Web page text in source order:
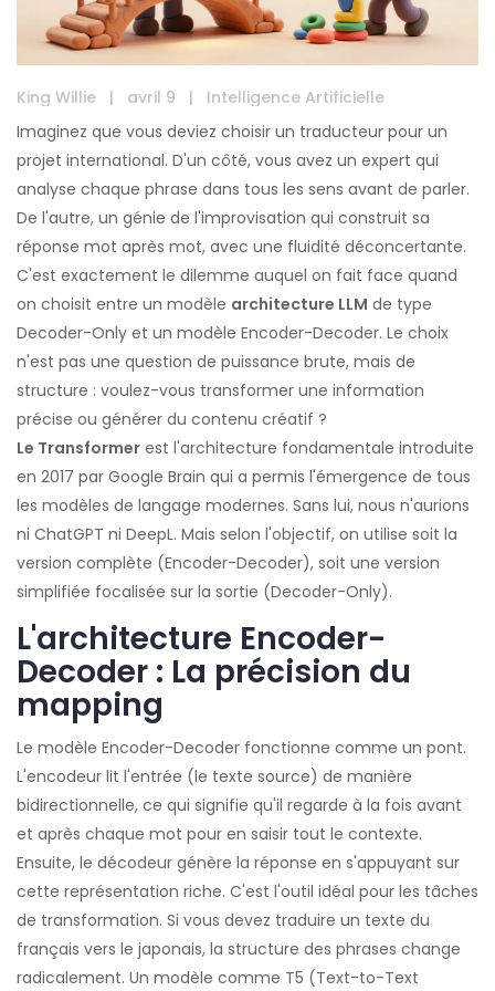
King Willie | avril 9 |
Intelligence Artificielle
Imaginez que vous deviez choisir un traducteur pour un
projet international. D'un côté, vous avez un expert qui
analyse chaque phrase dans tous les sens avant de parler.
De l'autre, un génie de l'improvisation qui construit sa
réponse mot après mot, avec une fluidité déconcertante.
C'est exactement le dilemme auquel on fait face quand
on choisit entre un modèle architecture LLM de type
Decoder-Only et un modèle Encoder-Decoder. Le choix
n'est pas une question de puissance brute, mais de
structure : voulez-vous transformer une information
précise ou générer du contenu créatif ?
Le Transformer est l'architecture fondamentale introduite
en 2017 par Google Brain qui a permis l'émergence de tous
les modèles de langage modernes. Sans lui, nous n'aurions
ni ChatGPT ni DeepL. Mais selon l'objectif, on utilise soit la
version complète (Encoder-Decoder), soit une version
simplifiée focalisée sur la sortie (Decoder-Only).
L'architecture Encoder-
Decoder : La précision du
mapping
Le modèle Encoder-Decoder fonctionne comme un pont.
L'encodeur lit l'entrée (le texte source) de manière
bidirectionnelle, ce qui signifie qu'il regarde à la fois avant
et après chaque mot pour en saisir tout le contexte.
Ensuite, le décodeur génère la réponse en s'appuyant sur
cette représentation riche. C'est l'outil idéal pour les tâches
de transformation. Si vous devez traduire un texte du
français vers le japonais, la structure des phrases change
radicalement. Un modèle comme T5 (Text-to-Text